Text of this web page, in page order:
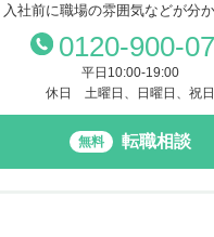
入社前に職場の雰囲気などが分
0120-900-
平日10:00-19:00
休日 土曜日、日曜日、祝日
無料 転職相談